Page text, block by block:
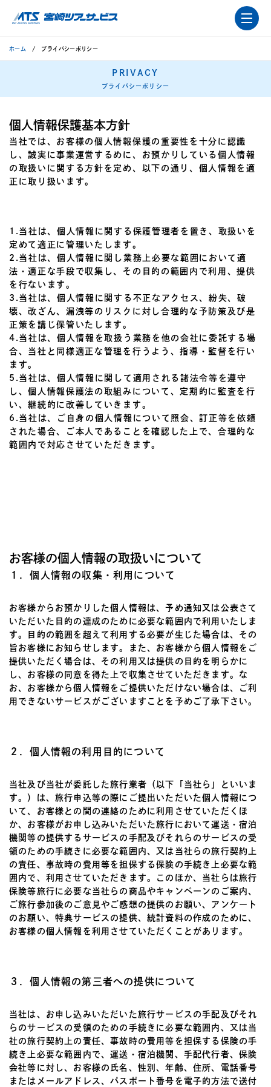
ホーム プライバシーポリシー
PRIVACY
プライバシーポリシー
個人情報保護基本方針
当社では、お客様の個人情報保護の重要性を十分に認識
し、誠実に事業運営するめに、お預かりしている個人情報
の取扱いに関する方針を定め、以下の通り、個人情報を適
正に取り扱います。
1.当社は、個人情報に関する保護管理者を置き、取扱いを
定めて適正に管理いたします。
2.当社は、個人情報に関し業務上必要な範囲において適
法・適正な手段で収集し、その目的の範囲内で利用、提供
を行ないます。
3.当社は、個人情報に関する不正なアクセス、紛失、破
壊、改ざん、漏洩等のリスクに対し合理的な予防策及び是
正策を講じ保管いたします。
4.当社は、個人情報を取扱う業務を他の会社に委託する場
合、当社と同様適正な管理を行うよう、指導・監督を行い
ます。
5.当社は、個人情報に関して適用される諸法令等を遵守
し、個人情報保護法の取組みについて、定期的に監査を行
い、継続的に改善していきます。
6.当社は、ご自身の個人情報について照会、訂正等を依頼
された場合、ご本人であることを確認した上で、合理的な
範囲内で対応させていただきます。
お客様の個人情報の取扱いについて
１．個人情報の収集・利用について
お客様からお預かりした個人情報は、予め通知又は公表さて
いただいた目的の達成のために必要な範囲内で利用いたしま
す。目的の範囲を超えて利用する必要が生じた場合は、その
旨お客様にお知らせします。また、お客様から個人情報をご
提供いただく場合は、その利用又は提供の目的を明らかに
し、お客様の同意を得た上で収集させていただきます。な
お、お客様から個人情報をご提供いただけない場合は、ご利
用できないサービスがございますことを予めご了承下さい。
２．個人情報の利用目的について
当社及び当社が委託した旅行業者（以下「当社ら」といいま
す。）は、旅行申込等の際にご提出いただいた個人情報につ
いて、お客様との間の連絡のために利用させていただくほ
か、お客様がお申し込みいただいた旅行において運送・宿泊
機関等の提供するサービスの手配及びそれらのサービスの受
領のための手続きに必要な範囲内、又は当社らの旅行契約上
の責任、事故時の費用等を担保する保険の手続き上必要な範
囲内で、利用させていただきます。このほか、当社らは旅行
保険等旅行に必要な当社らの商品やキャンペーンのご案内、
ご旅行参加後のご意見やご感想の提供のお願い、アンケート
のお願い、特典サービスの提供、統計資料の作成のために、
お客様の個人情報を利用させていただくことがあります。
３．個人情報の第三者への提供について
当社は、お申し込みいただいた旅行サービスの手配及びそれ
らのサービスの受領のための手続きに必要な範囲内、又は当
社の旅行契約上の責任、事故時の費用等を担保する保険の手
続き上必要な範囲内で、運送・宿泊機関、手配代行者、保険
会社等に対し、お客様の氏名、性別、年齢、住所、電話番号
またはメールアドレス、パスポート番号を電子的方法で送付